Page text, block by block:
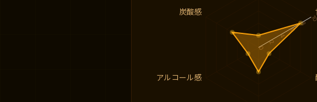
アルコール感
炭酸感
0
2
4
6
8
10